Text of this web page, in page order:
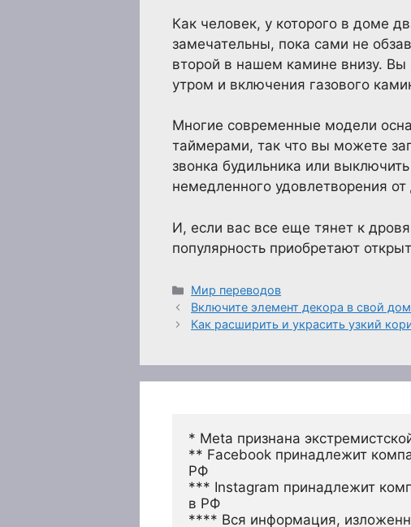
Как человек, у которого в доме
замечательны, пока сами не
второй в нашем камине внизу. Вы
утром и включения газового
Многие современные модели
таймерами, так что вы можете
звонка будильника или
немедленного удовлетворения
И, если вас все еще тянет к
популярность приобретают
Рубрики
Мир переводов
Включите элемент декора в свой дом
Как расширить и украсить узкий
* Meta признана
** Facebook принадлежит
РФ
*** Instagram принадлежит
в РФ
**** Вся информация,